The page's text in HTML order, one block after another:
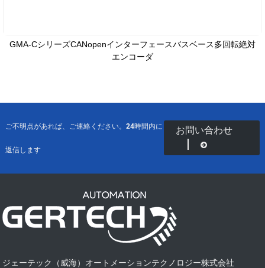
GMA-CシリーズCANopenインターフェースバスベース多回転絶対
エンコーダ
ご不明点があれば、ご連絡ください。24時間内に
返信します
お問い合わせ
ジェーテック（威海）オートメーションテクノロジー株式会社